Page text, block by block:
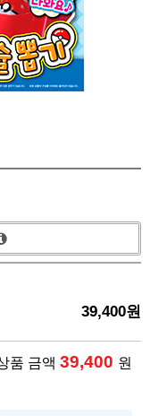
39,400원
품 금액 39,400 원